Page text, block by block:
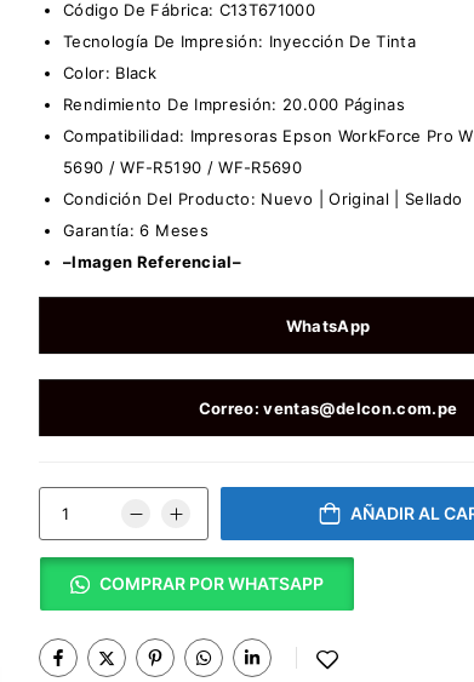
Código De Fábrica: C13T671000
Tecnología De Impresión: Inyección De Tinta
Color: Black
Rendimiento De Impresión: 20.000 Páginas
Compatibilidad: Impresoras Epson WorkForce Pro
5690 / WF-R5190 / WF-R5690
Condición Del Producto: Nuevo | Original | Sellado
Garantía: 6 Meses
–Imagen Referencial–
WhatsApp
Correo: ventas@delcon.com.pe
AÑADIR AL
COMPRAR POR WHATSAPP